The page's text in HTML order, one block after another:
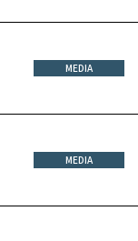
MEDIA
MEDIA